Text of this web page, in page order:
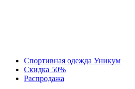
Спортивная одежда Уникум
Скидка 50%
Распродажа